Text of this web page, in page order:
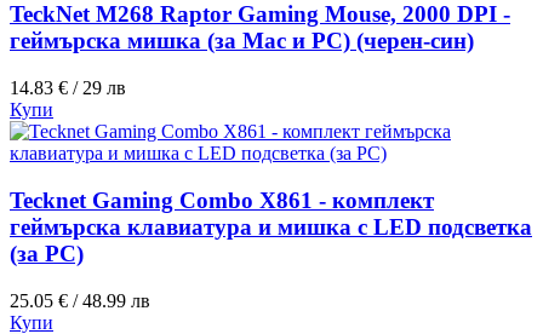
TeckNet M268 Raptor Gaming Mouse, 2000 DPI -
геймърска мишка (за Mac и PC) (черен-син)
14.83 € / 29 лв
Купи
Tecknet Gaming Combo X861 - комплект
геймърска клавиатура и мишка с LED подсветка
(за PC)
25.05 € / 48.99 лв
Купи